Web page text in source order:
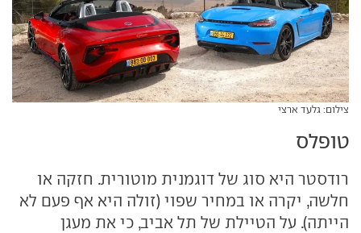
צילום: גלעד ארצי
טופלס
רודסטר היא סוג של דוגמנית מוטורית. חזקה או
חלשה, יקרה או במחיר שפוי (זולה היא אף פעם לא
הייתה). על הטיילת של תל אביב, כי את מעגן